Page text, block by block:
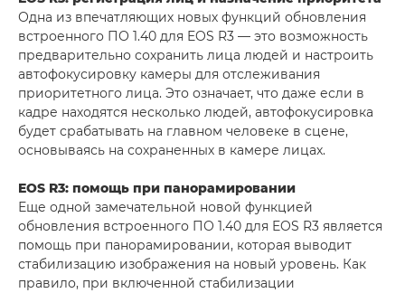
Одна из впечатляющих новых функций обновления
встроенного ПО 1.40 для EOS R3 — это возможность
предварительно сохранить лица людей и настроить
автофокусировку камеры для отслеживания
приоритетного лица. Это означает, что даже если в
кадре находятся несколько людей, автофокусировка
будет срабатывать на главном человеке в сцене,
основываясь на сохраненных в камере лицах.
EOS R3: помощь при панорамировании
Еще одной замечательной новой функцией
обновления встроенного ПО 1.40 для EOS R3 является
помощь при панорамировании, которая выводит
стабилизацию изображения на новый уровень. Как
правило, при включенной стабилизации